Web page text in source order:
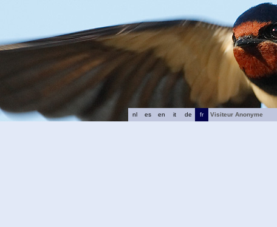
fr
de
it
en
es
nl
Visiteur Anonyme